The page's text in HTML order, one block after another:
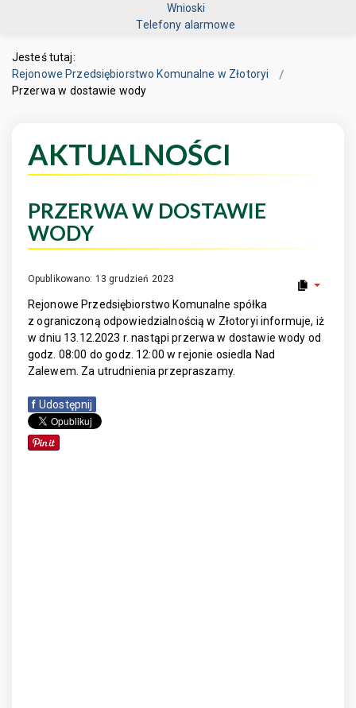
Wnioski
Telefony alarmowe
Jesteś tutaj:
Rejonowe Przedsiębiorstwo Komunalne w Złotoryi
Przerwa w dostawie wody
AKTUALNOŚCI
PRZERWA W DOSTAWIE
WODY
Opublikowano: 13 grudzień 2023
Rejonowe Przedsiębiorstwo Komunalne spółka
z ograniczoną odpowiedzialnością w Złotoryi informuje, iż
w dniu 13.12.2023 r. nastąpi przerwa w dostawie wody od
godz. 08:00 do godz. 12:00 w rejonie osiedla Nad
Zalewem. Za utrudnienia przepraszamy.
f Udostępnij